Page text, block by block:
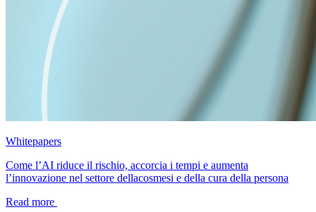
Whitepapers
Come l’AI riduce il rischio, accorcia i tempi e aumenta
l’innovazione nel settore dellacosmesi e della cura della persona
Read more